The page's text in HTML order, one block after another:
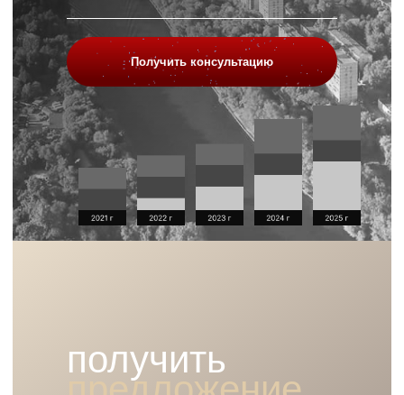
Получить консультацию
получить